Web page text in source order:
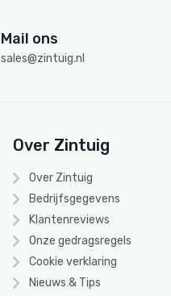
Mail ons
sales@zintuig.nl
Over Zintuig
Over Zintuig
Bedrijfsgegevens
Klantenreviews
Onze gedragsregels
Cookie verklaring
Nieuws & Tips